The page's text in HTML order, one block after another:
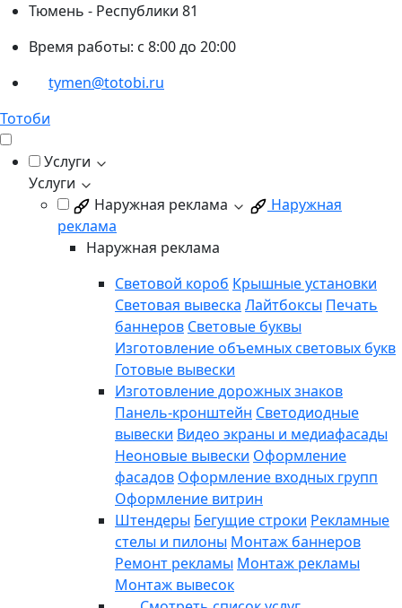
Тюмень - Республики 81
Время работы: с 8:00 до 20:00
tymen@totobi.ru
Тотоби
Услуги
Услуги
Наружная реклама
Наружная
реклама
Наружная реклама
Световой короб Крышные установки
Световая вывеска Лайтбоксы Печать
баннеров Световые буквы
Изготовление объемных световых букв
Готовые вывески
Изготовление дорожных знаков
Панель-кронштейн Светодиодные
вывески Видео экраны и медиафасады
Неоновые вывески Оформление
фасадов Оформление входных групп
Оформление витрин
Штендеры Бегущие строки Рекламные
стелы и пилоны Монтаж баннеров
Ремонт рекламы Монтаж рекламы
Монтаж вывесок